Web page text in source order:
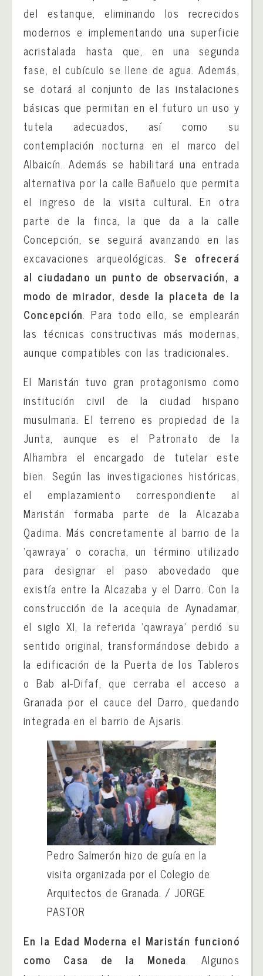
del estanque, eliminando los recrecidos
modernos e implementando una superficie
acristalada hasta que, en una segunda
fase, el cubículo se llene de agua. Además,
se dotará al conjunto de las instalaciones
básicas que permitan en el futuro un uso y
tutela adecuados, así como su
contemplación nocturna en el marco del
Albaicín. Además se habilitará una entrada
alternativa por la calle Bañuelo que permita
el ingreso de la visita cultural. En otra
parte de la finca, la que da a la calle
Concepción, se seguirá avanzando en las
excavaciones arqueológicas.Se ofrecerá
al ciudadano un punto de observación, a
modo de mirador, desde la placeta de la
Concepción. Para todo ello, se emplearán
las técnicas constructivas más modernas,
aunque compatibles con las tradicionales.
El Maristán tuvo gran protagonismo como
institución civil de la ciudad hispano
musulmana. El terreno es propiedad de la
Junta, aunque es el Patronato de la
Alhambra el encargado de tutelar este
bien. Según las investigaciones históricas,
el emplazamiento correspondiente al
Maristán formaba parte de la Alcazaba
Qadima. Más concretamente al barrio de la
‘qawraya’ o coracha, un término utilizado
para designar el paso abovedado que
existía entre la Alcazaba y el Darro. Con la
construcción de la acequia de Aynadamar,
el siglo XI, la referida ‘qawraya’ perdió su
sentido original, transformándose debido a
la edificación de la Puerta de los Tableros
o Bab al-Difaf, que cerraba el acceso a
Granada por el cauce del Darro, quedando
integrada en el barrio de Ajsaris.
Pedro Salmerón hizo de guía en la
visita organizada por el Colegio de
Arquitectos de Granada. /JORGE
PASTOR
En la Edad Moderna el Maristán funcionó
como Casa de la Moneda. Algunos